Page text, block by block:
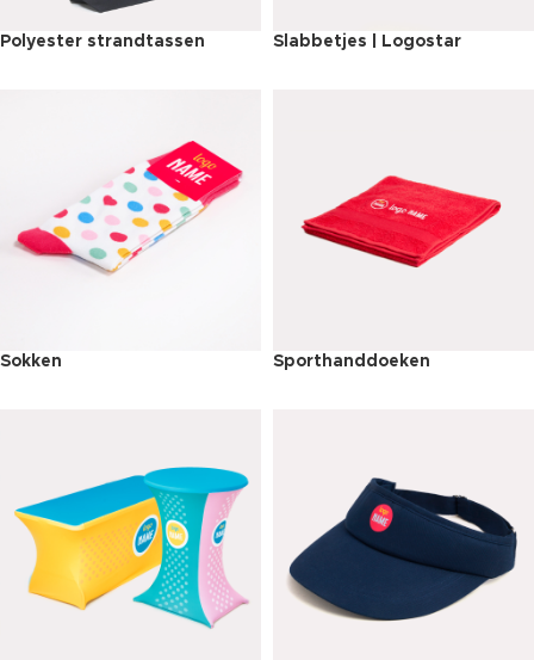
Polyester strandtassen Slabbetjes | Logostar
Sokken Sporthanddoeken